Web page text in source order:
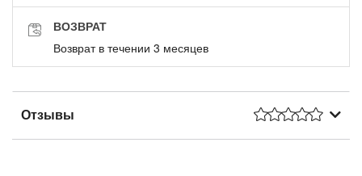
ВОЗВРАТ
Возврат в течении 3 месяцев
Отзывы